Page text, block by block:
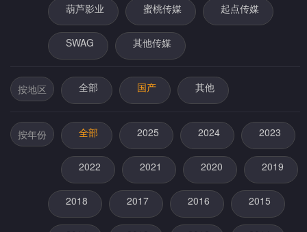
葫芦影业 蜜桃传媒 起点传媒
SWAG 其他传媒
按地区 全部 国产 其他
按年份 全部 2025 2024 2023
2022 2021 2020 2019
2018 2017 2016 2015